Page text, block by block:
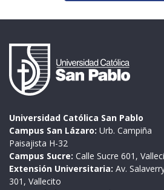
Universidad Católica San Pablo
Campus San Lázaro: Urb. Campiña
Paisajista H-32
Campus Sucre: Calle Sucre 601,
Extensión Universitaria: Av.
301, Vallecito